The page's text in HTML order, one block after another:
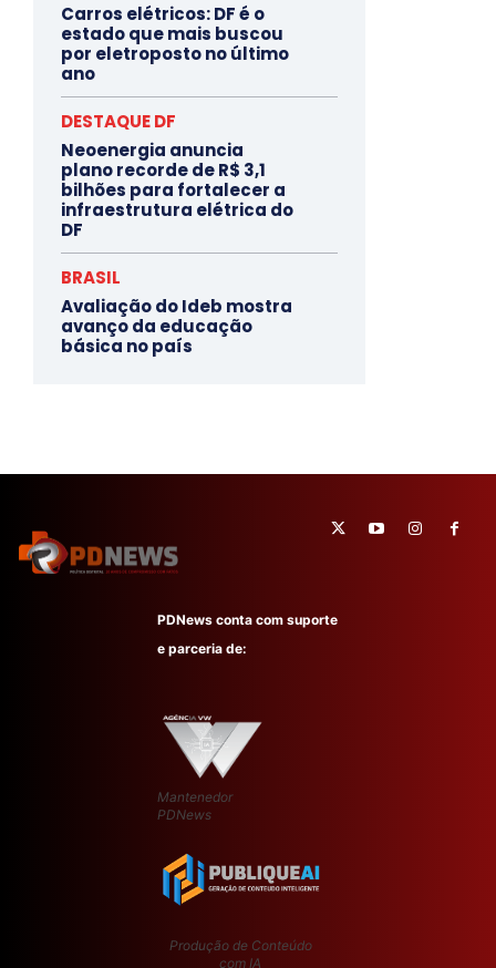
Carros elétricos: DF é o
estado que mais buscou
por eletroposto no último
ano
DESTAQUE DF
Neoenergia anuncia
plano recorde de R$ 3,1
bilhões para fortalecer a
infraestrutura elétrica do
DF
BRASIL
Avaliação do Ideb mostra
avanço da educação
básica no país
PDNews conta com suporte
e parceria de:
Mantenedor
PDNews
Produção de Conteúdo
com IA